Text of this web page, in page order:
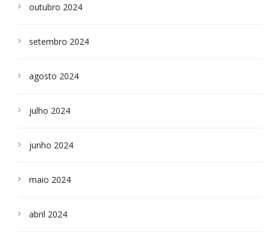
outubro 2024
setembro 2024
agosto 2024
julho 2024
junho 2024
maio 2024
abril 2024